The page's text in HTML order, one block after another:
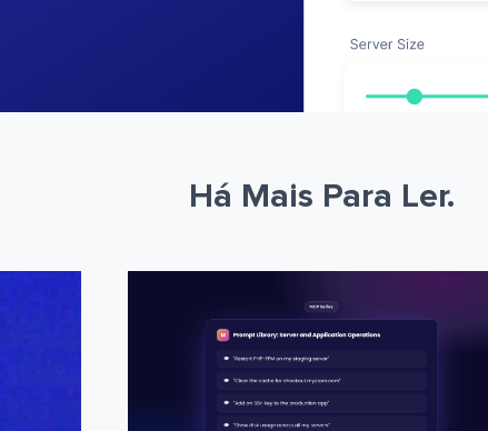
Há Mais Para Ler.